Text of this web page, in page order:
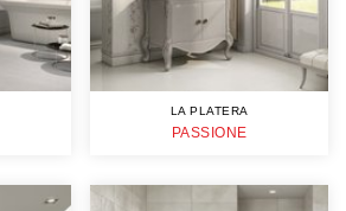
LA PLATERA
PASSIONE